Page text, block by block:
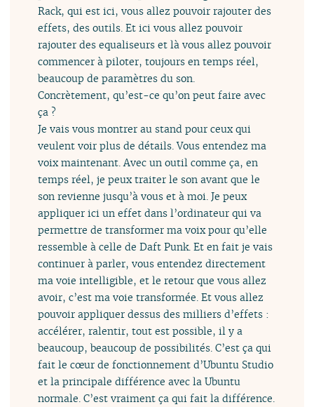
Rack, qui est ici, vous allez pouvoir rajouter des
effets, des outils. Et ici vous allez pouvoir
rajouter des equaliseurs et là vous allez pouvoir
commencer à piloter, toujours en temps réel,
beaucoup de paramètres du son.
Concrètement, qu’est-ce qu’on peut faire avec
ça ?
Je vais vous montrer au stand pour ceux qui
veulent voir plus de détails. Vous entendez ma
voix maintenant. Avec un outil comme ça, en
temps réel, je peux traiter le son avant que le
son revienne jusqu’à vous et à moi. Je peux
appliquer ici un effet dans l’ordinateur qui va
permettre de transformer ma voix pour qu’elle
ressemble à celle de Daft Punk. Et en fait je vais
continuer à parler, vous entendez directement
ma voie intelligible, et le retour que vous allez
avoir, c’est ma voie transformée. Et vous allez
pouvoir appliquer dessus des milliers d’effets :
accélérer, ralentir, tout est possible, il y a
beaucoup, beaucoup de possibilités. C’est ça qui
fait le cœur de fonctionnement d’Ubuntu Studio
et la principale différence avec la Ubuntu
normale. C’est vraiment ça qui fait la différence.